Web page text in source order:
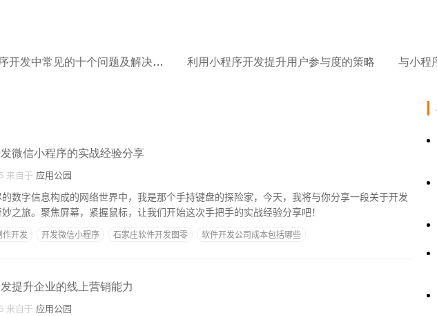
小程序开发中常见的十个问题及解决方案 利用小程序开发提升用户参与度的策略
微信小程序的实战经验分享
来自于 应用公园
数字信息构成的网络世界中，我是那个手持键盘的探险家，今天，我将与你分享一段关于开发
之旅。聚焦屏幕，紧握鼠标，让我们开始这次手把手的实战经验分享吧！
作开发 开发微信小程序 石家庄软件开发图零
软件开发公司成本包括哪些
提升企业的线上营销能力
来自于 应用公园